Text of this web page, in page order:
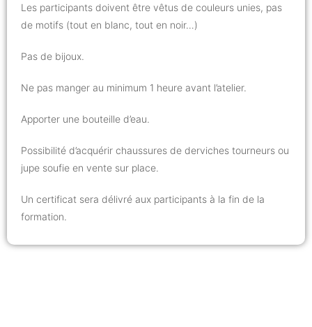
Les participants doivent être vêtus de couleurs unies, pas
de motifs (tout en blanc, tout en noir…)
Pas de bijoux.
Ne pas manger au minimum 1 heure avant l’atelier.
Apporter une bouteille d’eau.
Possibilité d’acquérir chaussures de derviches tourneurs ou
jupe soufie en vente sur place.
Un certificat sera délivré aux participants à la fin de la
formation.